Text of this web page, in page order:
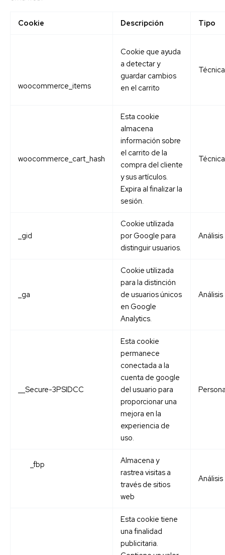
Cookie Descripción Tipo
woocommerce_items
Cookie que ayuda
a detectar y
guardar cambios
en el carrito
Técnica
woocommerce_cart_hash
Esta cookie
almacena
información sobre
el carrito de la
compra del cliente
y sus artículos.
Expira al finalizar la
sesión.
Técnica
_gid
Cookie utilizada
por Google para
distinguir usuarios.
Análisis
_ga
Cookie utilizada
para la distinción
de usuarios únicos
en Google
Analytics.
Análisis
__Secure-3PSIDCC
Esta cookie
permanece
conectada a la
cuenta de google
del usuario para
proporcionar una
mejora en la
experiencia de
uso.
_fbp
Almacena y
rastrea visitas a
través de sitios
web
Análisis
Esta cookie tiene
una finalidad
publicitaria.